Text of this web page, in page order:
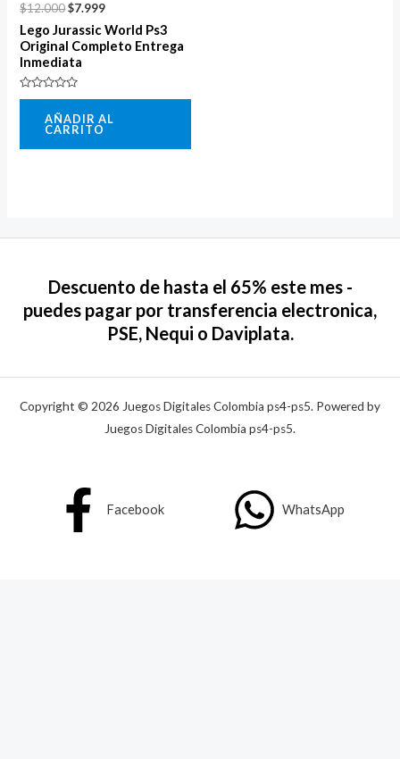
$12.000$7.999
Lego Jurassic World Ps3
Original Completo Entrega
Inmediata
Valorado
AÑADIR AL
CARRITO
Descuento de hasta el 65% este mes -
puedes pagar por transferencia electronica,
PSE, Nequi o Daviplata.
Copyright © 2026 Juegos Digitales Colombia ps4-ps5. Powered by
Juegos Digitales Colombia ps4-ps5.
Facebook WhatsApp